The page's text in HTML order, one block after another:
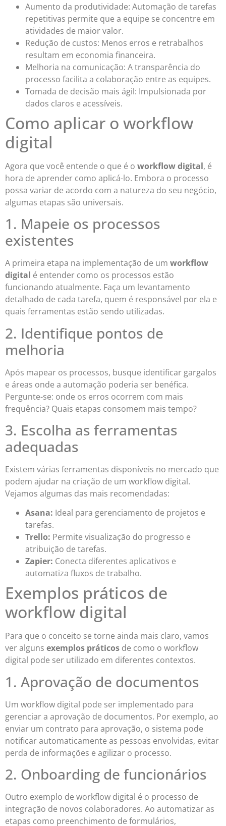
Aumento da produtividade: Automação de tarefas
repetitivas permite que a equipe se concentre em
atividades de maior valor.
Redução de custos: Menos erros e retrabalhos
resultam em economia financeira.
Melhoria na comunicação: A transparência do
processo facilita a colaboração entre as equipes.
Tomada de decisão mais ágil: Impulsionada por
dados claros e acessíveis.
Como aplicar o workflow
digital
Agora que você entende o que é o workflow digital, é
hora de aprender como aplicá-lo. Embora o processo
possa variar de acordo com a natureza do seu negócio,
algumas etapas são universais.
1. Mapeie os processos
existentes
A primeira etapa na implementação de um workflow
digital é entender como os processos estão
funcionando atualmente. Faça um levantamento
detalhado de cada tarefa, quem é responsável por ela e
quais ferramentas estão sendo utilizadas.
2. Identifique pontos de
melhoria
Após mapear os processos, busque identificar gargalos
e áreas onde a automação poderia ser benéfica.
Pergunte-se: onde os erros ocorrem com mais
frequência? Quais etapas consomem mais tempo?
3. Escolha as ferramentas
adequadas
Existem várias ferramentas disponíveis no mercado que
podem ajudar na criação de um workflow digital.
Vejamos algumas das mais recomendadas:
Asana: Ideal para gerenciamento de projetos e
tarefas.
Trello: Permite visualização do progresso e
atribuição de tarefas.
Zapier: Conecta diferentes aplicativos e
automatiza fluxos de trabalho.
Exemplos práticos de
workflow digital
Para que o conceito se torne ainda mais claro, vamos
ver alguns exemplos práticos de como o workflow
digital pode ser utilizado em diferentes contextos.
1. Aprovação de documentos
Um workflow digital pode ser implementado para
gerenciar a aprovação de documentos. Por exemplo, ao
enviar um contrato para aprovação, o sistema pode
notificar automaticamente as pessoas envolvidas, evitar
perda de informações e agilizar o processo.
2. Onboarding de funcionários
Outro exemplo de workflow digital é o processo de
integração de novos colaboradores. Ao automatizar as
etapas como preenchimento de formulários,